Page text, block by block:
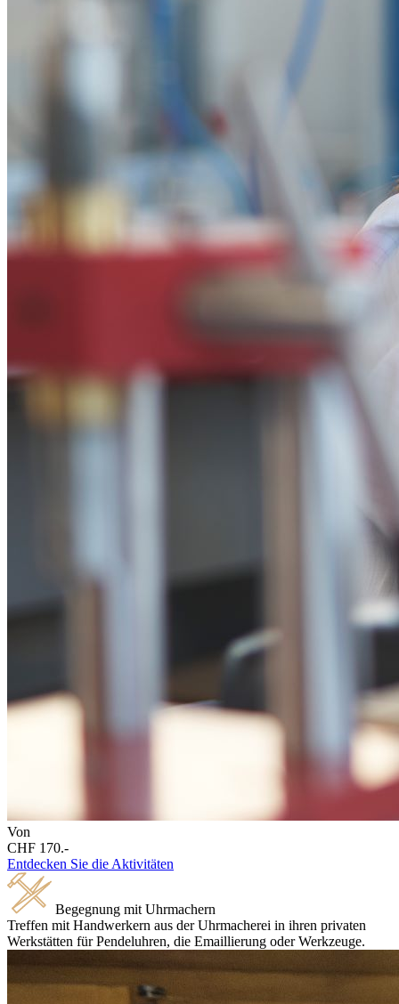
Von
CHF 170.-
Entdecken Sie die Aktivitäten
Begegnung mit Uhrmachern
Treffen mit Handwerkern aus der Uhrmacherei in ihren privaten
Werkstätten für Pendeluhren, die Emaillierung oder Werkzeuge.